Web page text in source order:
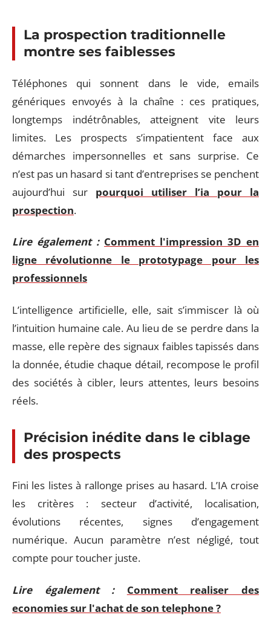
La prospection traditionnelle
montre ses faiblesses
Téléphones qui sonnent dans le vide, emails
génériques envoyés à la chaîne : ces pratiques,
longtemps indétrônables, atteignent vite leurs
limites. Les prospects s’impatientent face aux
démarches impersonnelles et sans surprise. Ce
n’est pas un hasard si tant d’entreprises se penchent
aujourd’hui sur pourquoi utiliser l’ia pour la
prospection.
Lire également : Comment l'impression 3D en
ligne révolutionne le prototypage pour les
professionnels
L’intelligence artificielle, elle, sait s’immiscer là où
l’intuition humaine cale. Au lieu de se perdre dans la
masse, elle repère des signaux faibles tapissés dans
la donnée, étudie chaque détail, recompose le profil
des sociétés à cibler, leurs attentes, leurs besoins
réels.
Précision inédite dans le ciblage
des prospects
Fini les listes à rallonge prises au hasard. L’IA croise
les critères : secteur d’activité, localisation,
évolutions récentes, signes d’engagement
numérique. Aucun paramètre n’est négligé, tout
compte pour toucher juste.
Lire également :
Comment realiser des
economies sur l'achat de son telephone ?